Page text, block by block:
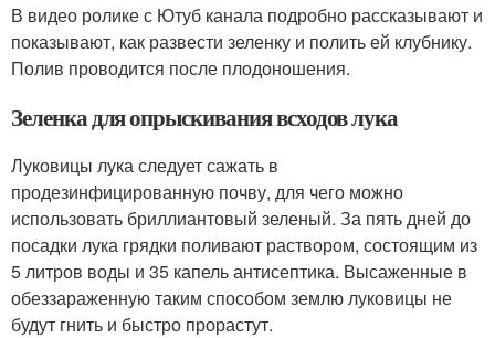
В видео ролике с Ютуб канала подробно рассказывают и
показывают, как развести зеленку и полить ей клубнику.
Полив проводится после плодоношения.
Зеленка для опрыскивания всходов лука
Луковицы лука следует сажать в
продезинфицированную почву, для чего можно
использовать бриллиантовый зеленый. За пять дней до
посадки лука грядки поливают раствором, состоящим из
5 литров воды и 35 капель антисептика. Высаженные в
обеззараженную таким способом землю луковицы не
будут гнить и быстро прорастут.